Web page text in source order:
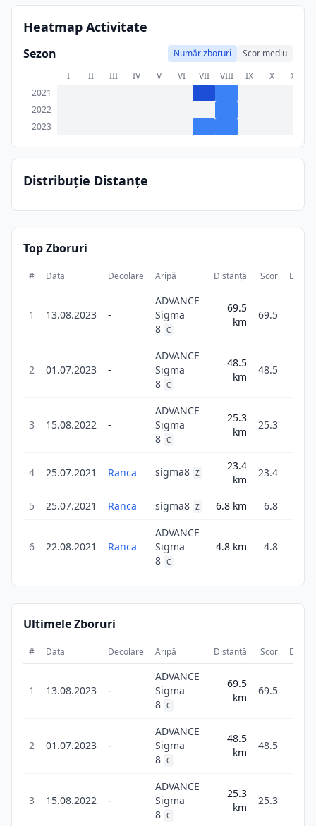
Heatmap Activitate
Sezon Număr zboruri
Scor mediu
I
II III IV V VI VII VIII IX X XI
2021
2022
2023
Distribuție Distanțe
Top Zboruri
# Data Decolare Aripă Distanță Scor Durată
1 13.08.2023 -
ADVANCE
Sigma
8 C
69.5
km
69.5
2 01.07.2023 -
ADVANCE
Sigma
8 C
48.5
km
48.5
3 15.08.2022 -
ADVANCE
Sigma
8 C
25.3
km
25.3
4 25.07.2021 Ranca sigma8 Z
23.4
km
23.4
5
25.07.2021 Ranca sigma8 Z 6.8 km 6.8
6 22.08.2021 Ranca
ADVANCE
Sigma
8 C
4.8 km 4.8
Ultimele Zboruri
# Data Decolare Aripă Distanță Scor Durată
1 13.08.2023 -
ADVANCE
Sigma
8 C
69.5
km
69.5
2 01.07.2023 -
ADVANCE
Sigma
8 C
48.5
km
48.5
3 15.08.2022 -
ADVANCE
Sigma
8 C
25.3
km
25.3